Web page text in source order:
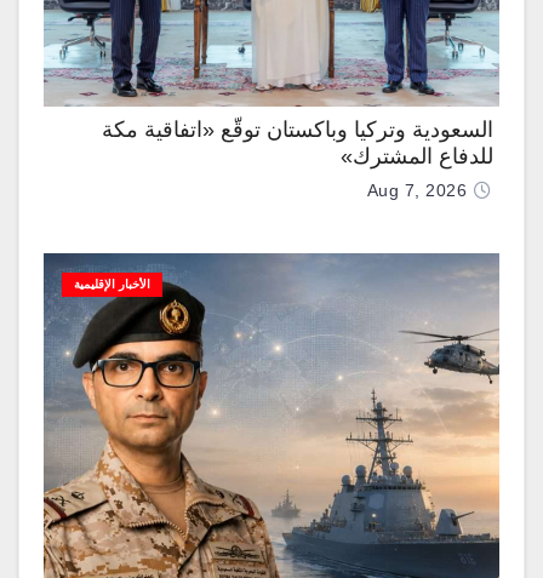
السعودية وتركيا وباكستان توقّع «اتفاقية مكة
للدفاع المشترك»
Aug 7, 2026
الأخبار الإقليمية